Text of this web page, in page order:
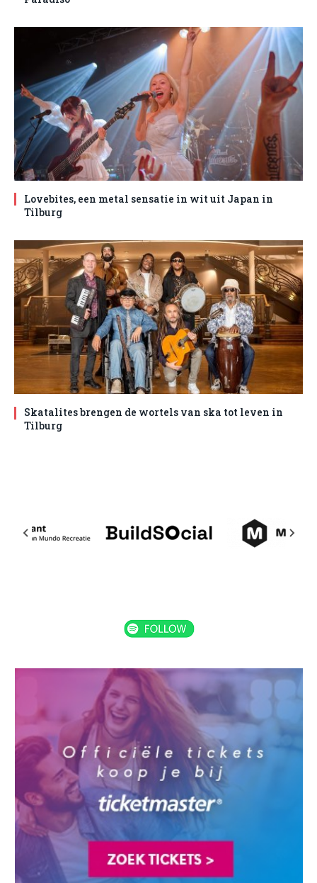
Lovebites, een metal sensatie in wit uit Japan in
Tilburg
Skatalites brengen de wortels van ska tot leven in
Tilburg